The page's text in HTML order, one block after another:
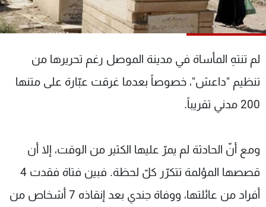
لم تنتهِ المأساة في مدينة الموصل رغم تحريرها من
تنظيم "داعش"، خصوصاً بعدما غرقت عبّارة على متنها
200 مدني تقريباً.
ومع أنّ الحادثة لم يمرّ عليها الكثير من الوقت، إلا أن
قصصها المؤلمة تتكرّر كلّ لحظة. فبين فتاة فقدت 4
أفراد من عائلتها، ووفاة جندي بعد إنقاذه 7 أشخاص من
البرامج
جدول البرامج
شاهد البرامج
الترددات
عن MTV
سياسة الخصوصية